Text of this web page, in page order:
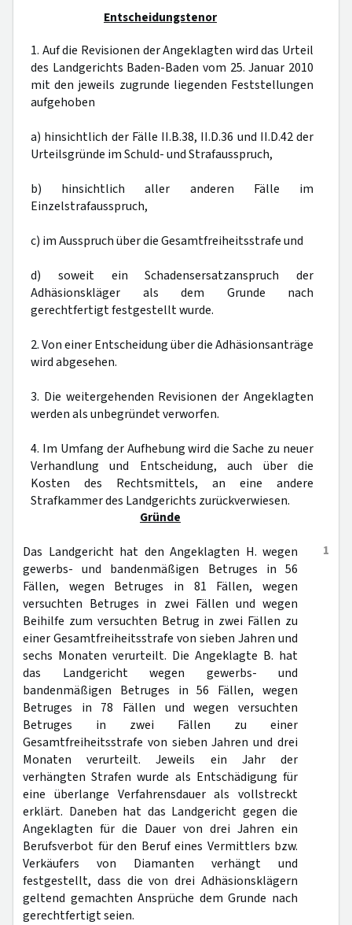
Entscheidungstenor
1. Auf die Revisionen der Angeklagten wird das Urteil
des Landgerichts Baden-Baden vom 25. Januar 2010
mit den jeweils zugrunde liegenden Feststellungen
aufgehoben
a) hinsichtlich der Fälle II.B.38, II.D.36 und II.D.42 der
Urteilsgründe im Schuld- und Strafausspruch,
b) hinsichtlich aller anderen Fälle im
Einzelstrafausspruch,
c) im Ausspruch über die Gesamtfreiheitsstrafe und
d) soweit ein Schadensersatzanspruch der
Adhäsionskläger als dem Grunde nach
gerechtfertigt festgestellt wurde.
2. Von einer Entscheidung über die Adhäsionsanträge
wird abgesehen.
3. Die weitergehenden Revisionen der Angeklagten
werden als unbegründet verworfen.
4. Im Umfang der Aufhebung wird die Sache zu neuer
Verhandlung und Entscheidung, auch über die
Kosten des Rechtsmittels, an eine andere
Strafkammer des Landgerichts zurückverwiesen.
Gründe
1
Das Landgericht hat den Angeklagten H. wegen
gewerbs- und bandenmäßigen Betruges in 56
Fällen, wegen Betruges in 81 Fällen, wegen
versuchten Betruges in zwei Fällen und wegen
Beihilfe zum versuchten Betrug in zwei Fällen zu
einer Gesamtfreiheitsstrafe von sieben Jahren und
sechs Monaten verurteilt. Die Angeklagte B. hat
das Landgericht wegen gewerbs- und
bandenmäßigen Betruges in 56 Fällen, wegen
Betruges in 78 Fällen und wegen versuchten
Betruges in zwei Fällen zu einer
Gesamtfreiheitsstrafe von sieben Jahren und drei
Monaten verurteilt. Jeweils ein Jahr der
verhängten Strafen wurde als Entschädigung für
eine überlange Verfahrensdauer als vollstreckt
erklärt. Daneben hat das Landgericht gegen die
Angeklagten für die Dauer von drei Jahren ein
Berufsverbot für den Beruf eines Vermittlers bzw.
Verkäufers von Diamanten verhängt und
festgestellt, dass die von drei Adhäsionsklägern
geltend gemachten Ansprüche dem Grunde nach
gerechtfertigt seien.